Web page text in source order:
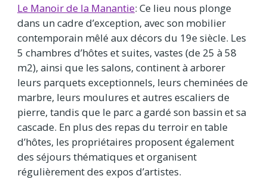
Le Manoir de la Manantie: Ce lieu nous plonge
dans un cadre d’exception, avec son mobilier
contemporain mêlé aux décors du 19e siècle. Les
5 chambres d’hôtes et suites, vastes (de 25 à 58
m2), ainsi que les salons, continent à arborer
leurs parquets exceptionnels, leurs cheminées de
marbre, leurs moulures et autres escaliers de
pierre, tandis que le parc a gardé son bassin et sa
cascade. En plus des repas du terroir en table
d’hôtes, les propriétaires proposent également
des séjours thématiques et organisent
régulièrement des expos d’artistes.